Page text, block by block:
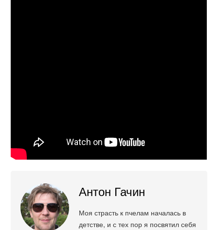
Антон Гачин
Моя страсть к пчелам началась в
детстве, и с тех пор я посвятил себя